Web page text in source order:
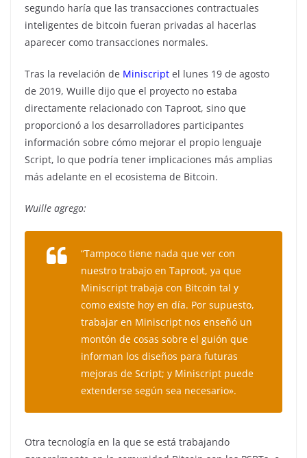
segundo haría que las transacciones contractuales
inteligentes de bitcoin fueran privadas al hacerlas
aparecer como transacciones normales.
Tras la revelación de Miniscript el lunes 19 de agosto
de 2019, Wuille dijo que el proyecto no estaba
directamente relacionado con Taproot, sino que
proporcionó a los desarrolladores participantes
información sobre cómo mejorar el propio lenguaje
Script, lo que podría tener implicaciones más amplias
más adelante en el ecosistema de Bitcoin.
Wuille agrego:
“Tampoco tiene nada que ver con
nuestro trabajo en Taproot, ya que
Miniscript trabaja con Bitcoin tal y
como existe hoy en día. Por supuesto,
trabajar en Miniscript nos enseñó un
montón de cosas sobre el guión que
informan los diseños para futuras
mejoras de Script; y Miniscript puede
extenderse según sea necesario».
Otra tecnología en la que se está trabajando